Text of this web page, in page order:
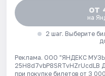
от
на
2 шаг. Выберите
Реклама. ООО "ЯНДЕКС
25H8d7vbP8SRTvHZrUcdLB
при покупке билетов от 3